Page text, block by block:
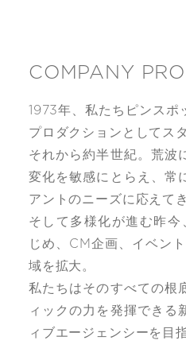
COMPANY
1973年、私たちピンスポ
プロダクションとしてス
それから約半世紀。荒波
変化を敏感にとらえ、常
アントのニーズに応えて
そして多様化が進む昨
じめ、CM企画、イベン
域を拡大。
私たちはそのすべての根
ィックの力を発揮できる
ィブエージェンシーを目